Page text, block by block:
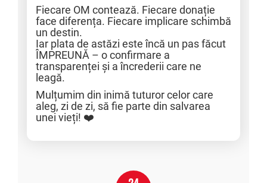
Fiecare OM contează. Fiecare donație
face diferența. Fiecare implicare schimbă
un destin.
Iar plata de astăzi este încă un pas făcut
ÎMPREUNĂ – o confirmare a
transparenței și a încrederii care ne
leagă.
Mulțumim din inimă tuturor celor care
aleg, zi de zi, să fie parte din salvarea
unei vieți! ❤️